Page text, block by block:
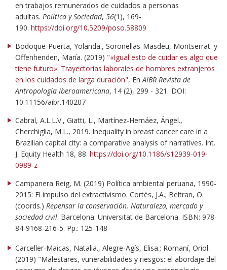
en trabajos remunerados de cuidados a personas
adultas. Política y Sociedad, 56(1), 169-
190. https://doi.org/10.5209/poso.58809
Bodoque-Puerta, Yolanda., Soronellas-Masdeu, Montserrat. y
Offenhenden, María. (2019) "«Igual esto de cuidar es algo que
tiene futuro»: Trayectorias laborales de hombres extranjeros
en los cuidados de larga duración", EnAIBR Revista de
Antropología Iberoamericana, 14 (2), 299 - 321 DOI:
10.11156/aibr.140207
Cabral, A.L.L.V., Giatti, L., Martínez-Hernáez, Ángel.,
Cherchiglia, M.L., 2019. Inequality in breast cancer care in a
Brazilian capital city: a comparative analysis of narratives. Int.
J. Equity Health 18, 88. https://doi.org/10.1186/s12939-019-
0989-z
Campanera Reig, M. (2019) Política ambiental peruana, 1990-
2015: El impulso del extractivismo. Cortés, J.A.; Beltran, O.
(coords.) Repensar la conservación. Naturaleza, mercado y
sociedad civil. Barcelona: Universitat de Barcelona. ISBN: 978-
84-9168-216-5. Pp.: 125-148
Carceller-Maicas, Natalia., Alegre-Agís, Elisa.; Romaní, Oriol.
(2019) "Malestares, vunerabilidades y riesgos: el abordaje del